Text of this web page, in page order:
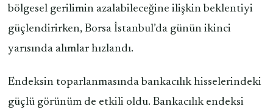
bölgesel gerilimin azalabileceğine ilişkin beklentiyi
güçlendirirken, Borsa İstanbul’da günün ikinci
yarısında alımlar hızlandı.
Endeksin toparlanmasında bankacılık hisselerindeki
güçlü görünüm de etkili oldu. Bankacılık endeksi